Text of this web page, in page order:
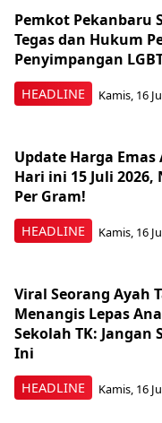
HEADLINE
Pemkot Pekanbaru
Tegas dan Hukum
Penyimpangan
Kamis, 16
HEADLINE
Update Harga
Hari ini 15 Juli 2026,
Per Gram!
Kamis, 16
HEADLINE
Viral Seorang Ayah
Menangis Lepas
Sekolah TK: Jangan
Ini
Kamis, 16